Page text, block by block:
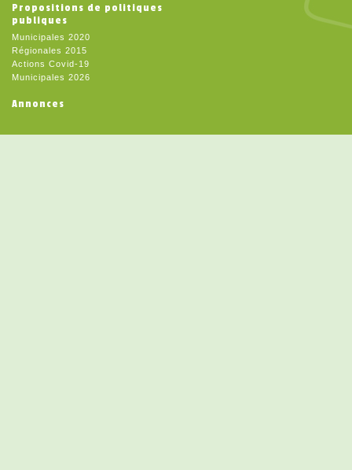
Propositions de politiques
publiques
Municipales 2020
Régionales 2015
Actions Covid-19
Municipales 2026
Annonces